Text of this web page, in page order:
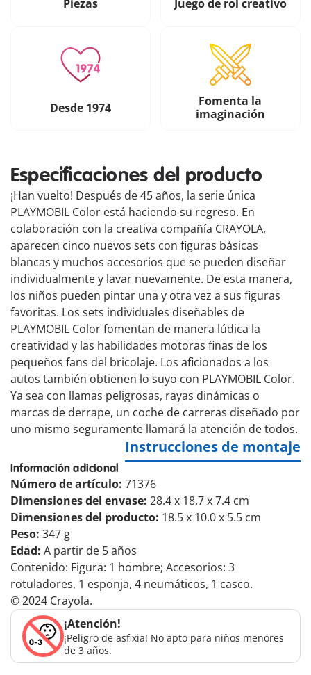
Piezas Juego de rol creativo
Desde 1974
Fomenta la
imaginación
Especificaciones del producto
¡Han vuelto! Después de 45 años, la serie única
PLAYMOBIL Color está haciendo su regreso. En
colaboración con la creativa compañía CRAYOLA,
aparecen cinco nuevos sets con figuras básicas
blancas y muchos accesorios que se pueden diseñar
individualmente y lavar nuevamente. De esta manera,
los niños pueden pintar una y otra vez a sus figuras
favoritas. Los sets individuales diseñables de
PLAYMOBIL Color fomentan de manera lúdica la
creatividad y las habilidades motoras finas de los
pequeños fans del bricolaje. Los aficionados a los
autos también obtienen lo suyo con PLAYMOBIL Color.
Ya sea con llamas peligrosas, rayas dinámicas o
marcas de derrape, un coche de carreras diseñado por
uno mismo seguramente llamará la atención de todos.
Instrucciones de montaje
Información adicional
Número de artículo: 71376
Dimensiones del envase: 28.4 x 18.7 x 7.4 cm
Dimensiones del producto: 18.5 x 10.0 x 5.5 cm
Peso: 347 g
Edad: A partir de 5 años
Contenido: Figura: 1 hombre; Accesorios: 3
rotuladores, 1 esponja, 4 neumáticos, 1 casco.
© 2024 Crayola.
¡Atención!
¡Peligro de asfixia! No apto para niños menores
de 3 años.